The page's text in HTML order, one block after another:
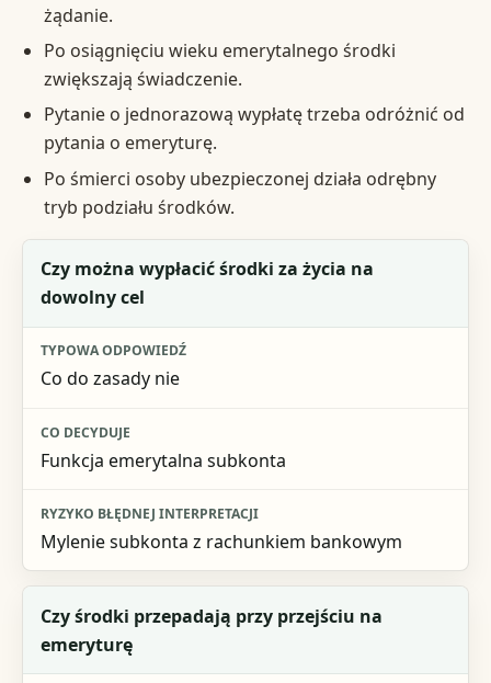
żądanie.
Po osiągnięciu wieku emerytalnego środki
zwiększają świadczenie.
Pytanie o jednorazową wypłatę trzeba odróżnić od
pytania o emeryturę.
Po śmierci osoby ubezpieczonej działa odrębny
tryb podziału środków.
Pytanie
Co decyduje
Czy można wypłacić środki za życia na
dowolny cel
Co do zasady nie
Funkcja emerytalna subkonta
Mylenie subkonta z rachunkiem bankowym
Czy środki przepadają przy przejściu na
emeryturę